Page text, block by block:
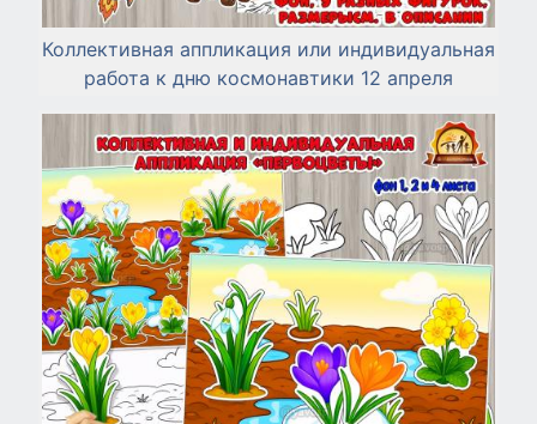
Коллективная аппликация или индивидуальная
работа к дню космонавтики 12 апреля